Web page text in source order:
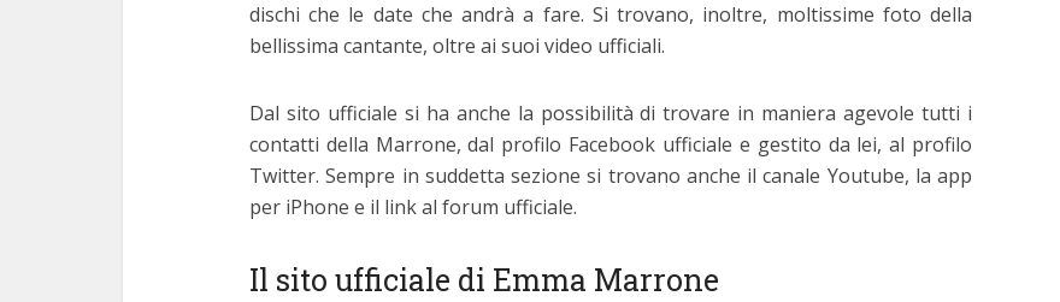
dischi che le date che andrà a fare. Si trovano, inoltre, moltissime foto della
bellissima cantante, oltre ai suoi video ufficiali.
Dal sito ufficiale si ha anche la possibilità di trovare in maniera agevole tutti i
contatti della Marrone, dal profilo Facebook ufficiale e gestito da lei, al profilo
Twitter. Sempre in suddetta sezione si trovano anche il canale Youtube, la app
per iPhone e il link al forum ufficiale.
Il sito ufficiale di Emma Marrone